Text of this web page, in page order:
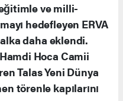
ve milli-
hedefleyen ERVA
daha eklendi.
Hoca Camii
Talas Yeni Dünya
törenle kapılarını